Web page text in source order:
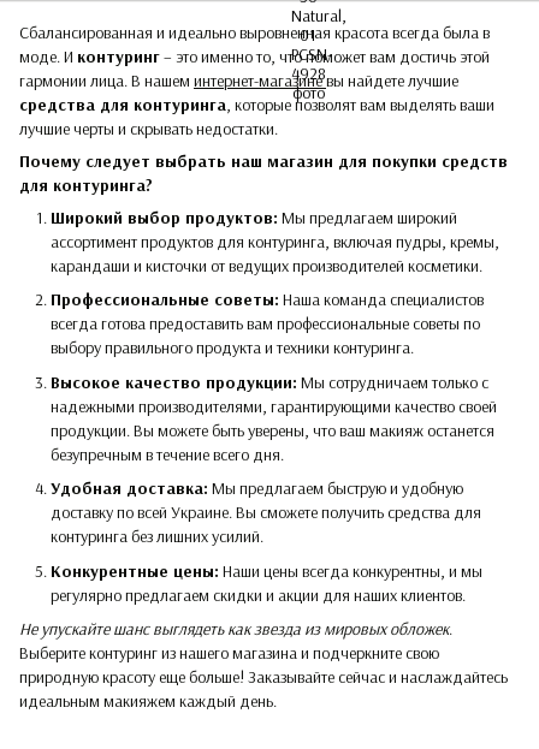
Сбалансированная и идеально выровненная красота всегда была в
моде. И контуринг– это именно то, что поможет вам достичь этой
гармонии лица. В нашем интернет-магазиневы найдете лучшие
средства для контуринга, которые позволят вам выделять ваши
лучшие черты и скрывать недостатки.
Почему следует выбрать наш магазин для покупки средств
для контуринга?
Широкий выбор продуктов: Мы предлагаем широкий
ассортимент продуктов для контуринга, включая пудры, кремы,
карандаши и кисточки от ведущих производителей косметики.
Профессиональные советы: Наша команда специалистов
всегда готова предоставить вам профессиональные советы по
выбору правильного продукта и техники контуринга.
Высокое качество продукции: Мы сотрудничаем только с
надежными производителями, гарантирующими качество своей
продукции. Вы можете быть уверены, что ваш макияж останется
безупречным в течение всего дня.
Удобная доставка: Мы предлагаем быструю и удобную
доставку по всей Украине. Вы сможете получить средства для
контуринга без лишних усилий.
Конкурентные цены: Наши цены всегда конкурентны, и мы
регулярно предлагаем скидки и акции для наших клиентов.
Не упускайте шанс выглядеть как звезда из мировых обложек.
Выберите контуринг из нашего магазина и подчеркните свою
природную красоту еще больше! Заказывайте сейчас и наслаждайтесь
идеальным макияжем каждый день.